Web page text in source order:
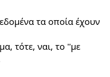
τα οποία έχουν
τότε, ναι, το ''με